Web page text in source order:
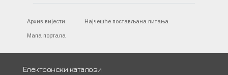
Архив вијести Најчешће постављана питања
Мапа портала
Електронски каталози